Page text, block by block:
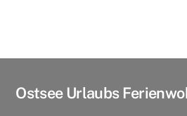
Ostsee Urlaubs